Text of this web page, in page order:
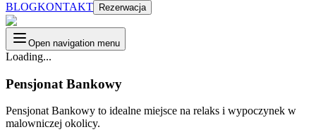
BLOGKONTAKT Rezerwacja
Open navigation menu
Loading...
Pensjonat Bankowy
Pensjonat Bankowy to idealne miejsce na relaks i wypoczynek w
malowniczej okolicy.